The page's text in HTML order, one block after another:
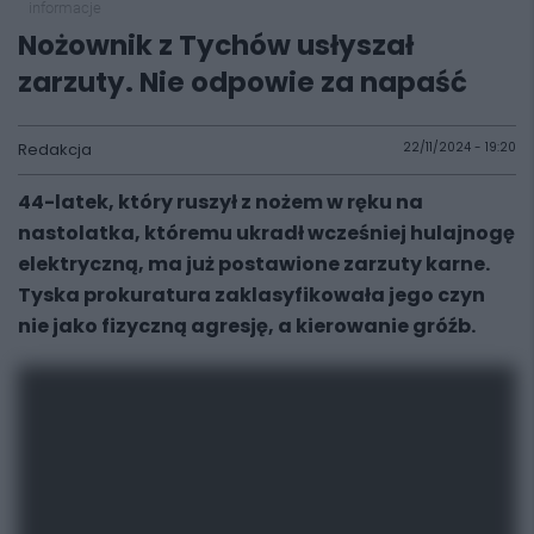
Nożownik z Tychów usłyszał
zarzuty. Nie odpowie za napaść
Redakcja 22/11/2024 - 19:20
44-latek, który ruszył z nożem w ręku na
nastolatka, któremu ukradł wcześniej hulajnogę
elektryczną, ma już postawione zarzuty karne.
Tyska prokuratura zaklasyfikowała jego czyn
nie jako fizyczną agresję, a kierowanie gróźb.